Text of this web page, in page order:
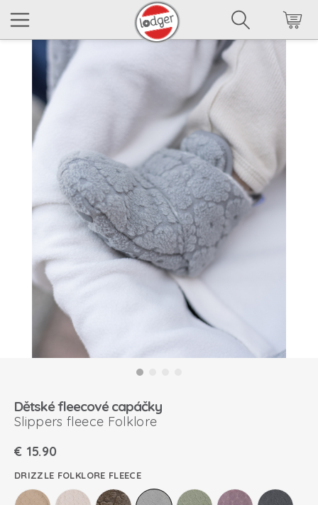
Dětské fleecové capáčky
Slippers fleece Folklore
€ 15.90
DRIZZLE FOLKLORE FLEECE